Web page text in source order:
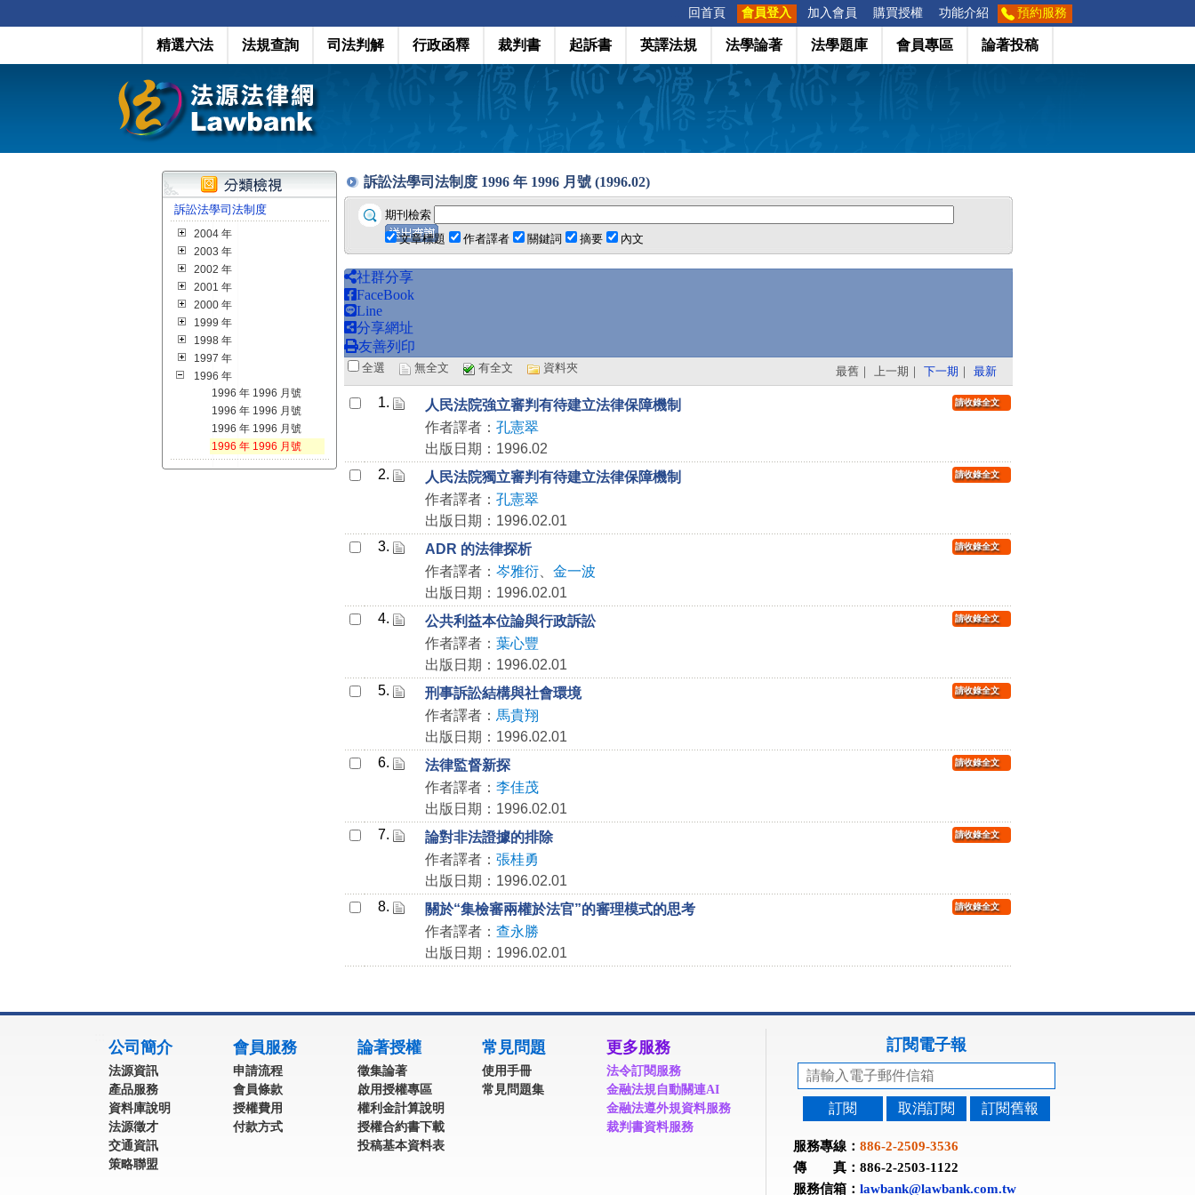
回首頁 會員登入 加入會員 購買授權 功能介紹 預約服務
精選六法 法規查詢 司法判解 行政函釋 裁判書 起訴書 英譯法規 法學論著 法學題庫 會員專區 論著投稿
訴訟法學司法制度
2004 年
2003 年
2002 年
2001 年
2000 年
1999 年
1998 年
1997 年
1996 年
1996 年 1996 月號
1996 年 1996 月號
1996 年 1996 月號
1996 年 1996 月號
訴訟法學司法制度 1996 年 1996 月號 (1996.02)
期刊檢索
文章標題
作者譯者 關鍵詞 摘要 內文
社群分享
FaceBook
Line
分享網址
友善列印
全選 無全文 有全文 資料夾 最舊 ｜ 上一期 ｜ 下一期 ｜ 最新
1.
人民法院強立審判有待建立法律保障機制
作者譯者： 孔憲翠
出版日期：1996.02
請收錄全文
2.
人民法院獨立審判有待建立法律保障機制
作者譯者： 孔憲翠
出版日期：1996.02.01
請收錄全文
3.
ADR 的法律探析
作者譯者： 岑雅衍、 金一波
出版日期：1996.02.01
請收錄全文
4.
公共利益本位論與行政訴訟
作者譯者： 葉心豐
出版日期：1996.02.01
請收錄全文
5.
刑事訴訟結構與社會環境
作者譯者： 馬貴翔
出版日期：1996.02.01
請收錄全文
6.
法律監督新探
作者譯者： 李佳茂
出版日期：1996.02.01
請收錄全文
7.
論對非法證據的排除
作者譯者： 張桂勇
出版日期：1996.02.01
請收錄全文
8.
關於“集檢審兩權於法官”的審理模式的思考
作者譯者： 查永勝
出版日期：1996.02.01
請收錄全文
公司簡介
法源資訊
產品服務
資料庫說明
法源徵才
交通資訊
策略聯盟
會員服務
申請流程
會員條款
授權費用
付款方式
論著授權
徵集論著
啟用授權專區
權利金計算說明
授權合約書下載
投稿基本資料表
常見問題
使用手冊
常見問題集
更多服務
法令訂閱服務
金融法規自動關連AI
金融法遵外規資料服務
裁判書資料服務
訂閱電子報
訂閱 取消訂閱 訂閱舊報
服務專線： 886-2-2509-3536
傳 真：886-2-2503-1122
服務信箱： lawbank@lawbank.com.tw